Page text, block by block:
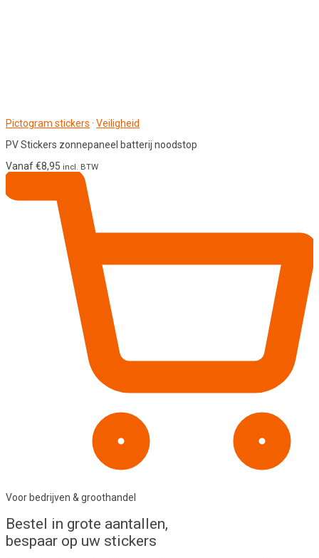
Pictogram stickers · Veiligheid
PV Stickers zonnepaneel batterij noodstop
Vanaf€8,95 incl. BTW
Voor bedrijven & groothandel
Bestel in grote aantallen,
bespaar op uw stickers